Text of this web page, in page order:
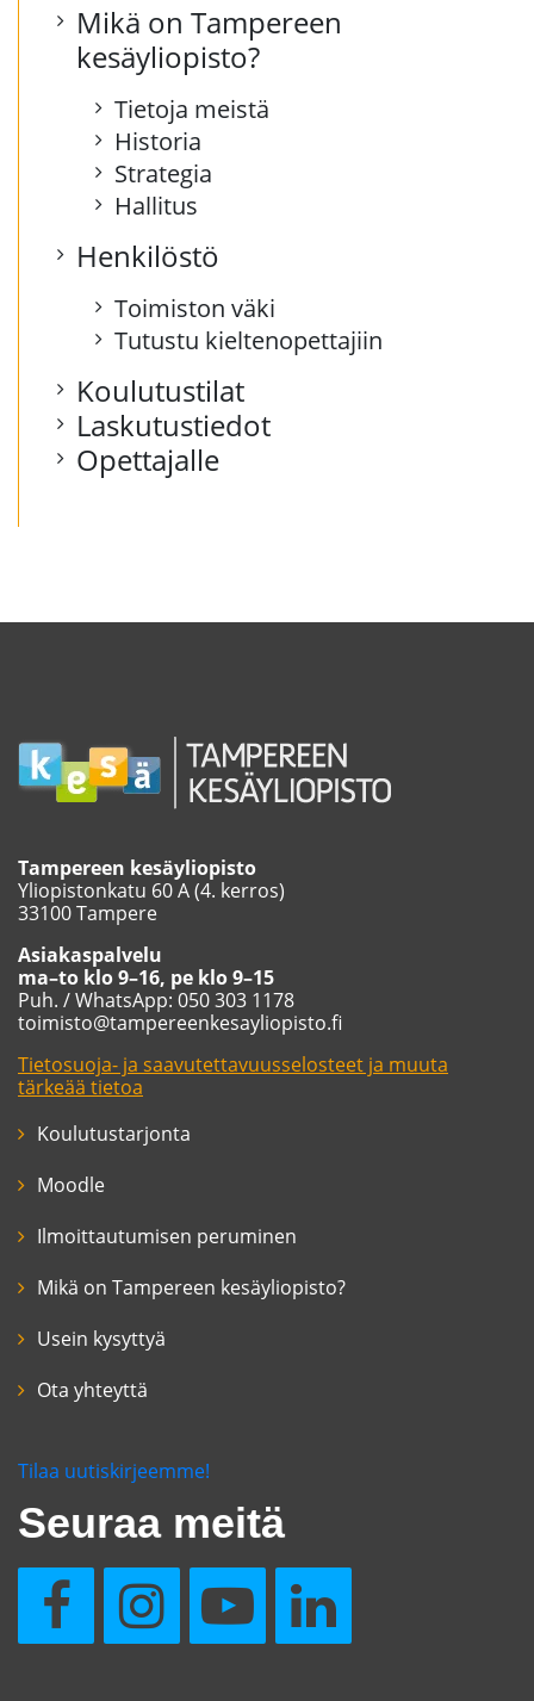
Mikä on Tampereen
kesäyliopisto?
Tietoja meistä
Historia
Strategia
Hallitus
Henkilöstö
Toimiston väki
Tutustu kieltenopettajiin
Koulutustilat
Laskutustiedot
Opettajalle
Tampereen kesäyliopisto
Yliopistonkatu 60 A (4. kerros)
33100 Tampere
Asiakaspalvelu
ma–to klo 9–16, pe klo 9–15
Puh. / WhatsApp: 050 303 1178
toimisto@tampereenkesayliopisto.fi
Tietosuoja- ja saavutettavuusselosteet ja muuta
tärkeää tietoa
Koulutustarjonta
Moodle
Ilmoittautumisen peruminen
Mikä on Tampereen kesäyliopisto?
Usein kysyttyä
Ota yhteyttä
Tilaa uutiskirjeemme!
Seuraa meitä